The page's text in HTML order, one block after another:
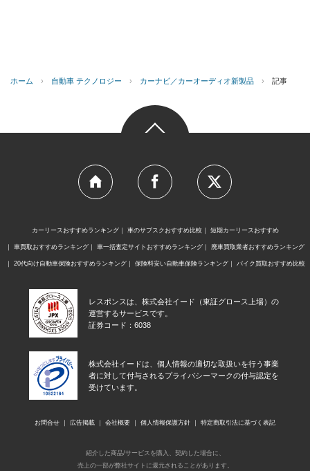
ホーム › 自動車 テクノロジー › カーナビ／カーオーディオ新製品 › 記事
カーリースおすすめランキング 車のサブスクおすすめ比較 短期カーリースおすすめ
車買取おすすめランキング 車一括査定サイトおすすめランキング 廃車買取業者おすすめランキング
20代向け自動車保険おすすめランキング 保険料安い自動車保険ランキング バイク買取おすすめ比較
レスポンスは、株式会社イード（東証グロース上場）の
運営するサービスです。
証券コード：6038
株式会社イードは、個人情報の適切な取扱いを行う事業
者に対して付与されるプライバシーマークの付与認定を
受けています。
お問合せ 広告掲載 会社概要 個人情報保護方針 特定商取引法に基づく表記
紹介した商品/サービスを購入、契約した場合に、
売上の一部が弊社サイトに還元されることがあります。